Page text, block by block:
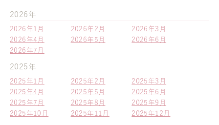
2026年
2026年1月 2026年2月
2026年3月
2026年4月
2026年5月
2026年6月
2026年7月
2025年
2025年1月 2025年2月
2025年3月
2025年4月
2025年5月
2025年6月
2025年7月
2025年8月
2025年9月
2025年10月
2025年11月 2025年12月